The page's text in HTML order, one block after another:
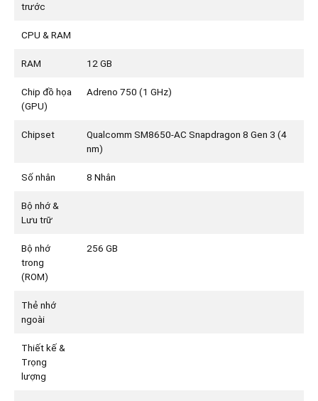
trước
CPU & RAM
RAM 12 GB
Chip đồ họa
(GPU)
Adreno 750 (1 GHz)
Chipset
Qualcomm SM8650-AC Snapdragon 8 Gen 3 (4
nm)
Số nhân 8 Nhân
Bộ nhớ &
Lưu trữ
Bộ nhớ
trong
(ROM)
256 GB
Thẻ nhớ
ngoài
Thiết kế &
Trọng
lượng